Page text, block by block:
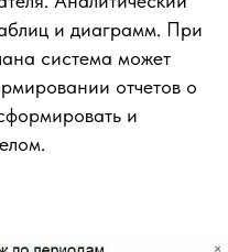
и диаграмм. При
система может
отчетов о
и